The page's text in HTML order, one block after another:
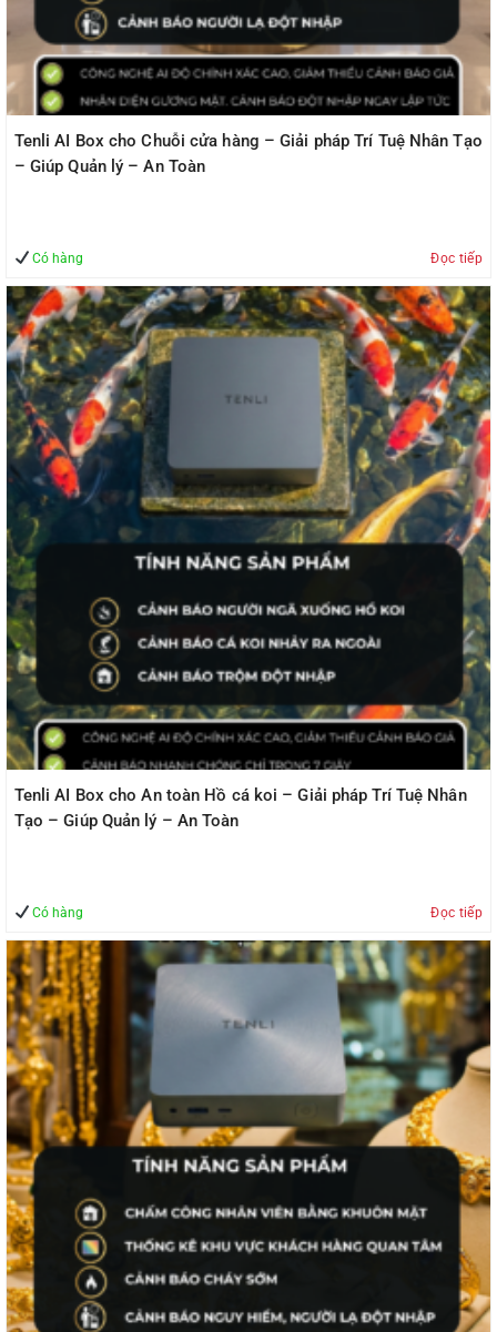
Tenli AI Box cho Chuỗi cửa hàng – Giải pháp Trí Tuệ Nhân Tạo
– Giúp Quản lý – An Toàn
Có hàng Đọc tiếp
Tenli AI Box cho An toàn Hồ cá koi – Giải pháp Trí Tuệ Nhân
Tạo – Giúp Quản lý – An Toàn
Có hàng Đọc tiếp